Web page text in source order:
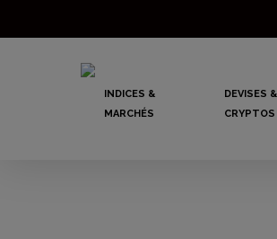
to
INDICES &
MARCHÉS
DEVISES &
CRYPTOS